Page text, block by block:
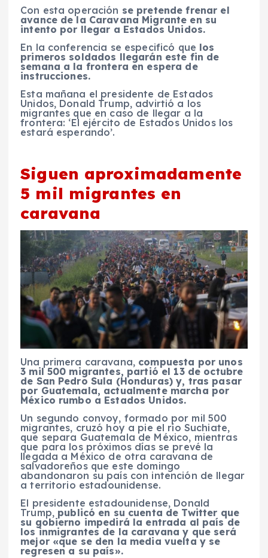
Con esta operación se pretende frenar el
avance de la Caravana Migrante en su
intento por llegar a Estados Unidos.
En la conferencia se especificó que los
primeros soldados llegarán este fin de
semana a la frontera en espera de
instrucciones.
Esta mañana el presidente de Estados
Unidos, Donald Trump, advirtió a los
migrantes que en caso de llegar a la
frontera: ‘El ejército de Estados Unidos los
estará esperando’.
Siguen aproximadamente
5 mil migrantes en
caravana
Una primera caravana, compuesta por unos
3 mil 500 migrantes, partió el 13 de octubre
de San Pedro Sula (Honduras) y, tras pasar
por Guatemala, actualmente marcha por
México rumbo a Estados Unidos.
Un segundo convoy, formado por mil 500
migrantes, cruzó hoy a pie el río Suchiate,
que separa Guatemala de México, mientras
que para los próximos días se prevé la
llegada a México de otra caravana de
salvadoreños que este domingo
abandonaron su país con intención de llegar
a territorio estadounidense.
El presidente estadounidense, Donald
Trump,publicó en su cuenta de Twitter que
su gobierno impedirá la entrada al país de
los inmigrantes de la caravana y que será
mejor «que se den la media vuelta y se
regresen a su país».